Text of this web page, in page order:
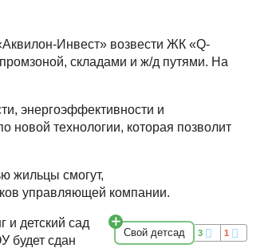
Инвест» возвести ЖК «Q-
складами и ж/д путями. На
энергоэффективности и
новой технологии, которая позволит
жильцы смогут,
управляющей компании.
Свой детсад 3 1
и детский сад
будет сдан